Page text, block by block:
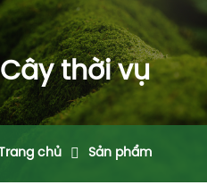
Cây thời vụ
Trang chủ Sản phẩm